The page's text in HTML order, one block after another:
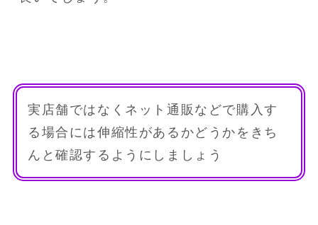
実店舗ではなくネット通販などで購入す
る場合には伸縮性があるかどうかをきち
んと確認するようにしましょう